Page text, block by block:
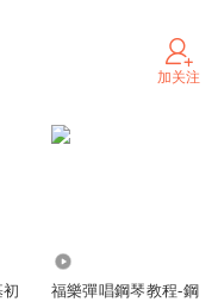
加关注
福樂彈唱鋼琴教程-鋼